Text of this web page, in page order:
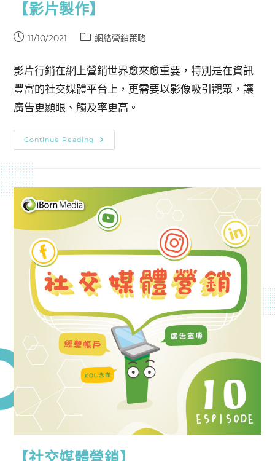
【影片製作】
11/10/2021 網絡營銷策略
影片行銷在網上營銷世界愈來愈重要，特別是在資訊
豐富的社交媒體平台上，更需要以影像吸引觀眾，讓
廣告更顯眼、觸及率更高。
Continue Reading